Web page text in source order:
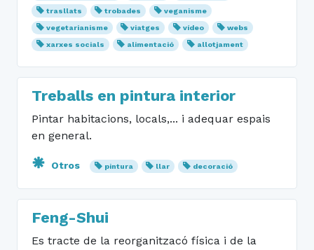
trasllats
trobades
veganisme
vegetarianisme
viatges vídeo
webs
xarxes socials
alimentació allotjament
Treballs en pintura interior
Pintar habitacions, locals,... i adequar espais
en general.
Otros pintura llar decoració
Feng-Shui
Es tracte de la reorganitzacó física i de la